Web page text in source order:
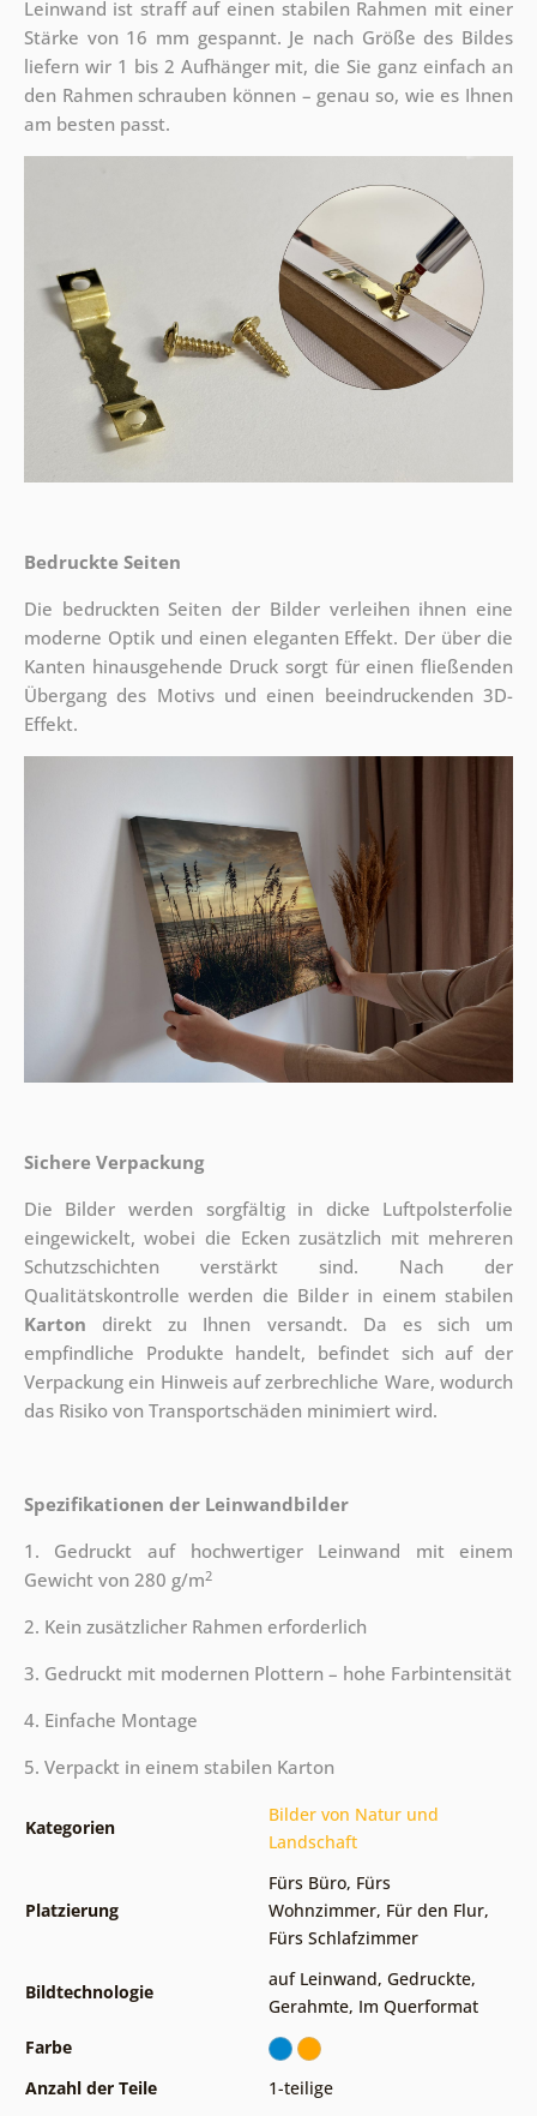
Leinwand ist straff auf einen stabilen Rahmen mit einer
Stärke von 16 mm gespannt. Je nach Größe des Bildes
liefern wir 1 bis 2 Aufhänger mit, die Sie ganz einfach an
den Rahmen schrauben können – genau so, wie es Ihnen
am besten passt.
Bedruckte Seiten
Die bedruckten Seiten der Bilder verleihen ihnen eine
moderne Optik und einen eleganten Effekt. Der über die
Kanten hinausgehende Druck sorgt für einen fließenden
Übergang des Motivs und einen beeindruckenden 3D-
Effekt.
Sichere Verpackung
Die Bilder werden sorgfältig in dicke Luftpolsterfolie
eingewickelt, wobei die Ecken zusätzlich mit mehreren
Schutzschichten verstärkt sind. Nach der
Qualitätskontrolle werden die Bilder in einem stabilen
Karton direkt zu Ihnen versandt. Da es sich um
empfindliche Produkte handelt, befindet sich auf der
Verpackung ein Hinweis auf zerbrechliche Ware, wodurch
das Risiko von Transportschäden minimiert wird.
Spezifikationen der Leinwandbilder
1. Gedruckt auf hochwertiger Leinwand mit einem
Gewicht von 280 g/m2
2. Kein zusätzlicher Rahmen erforderlich
3. Gedruckt mit modernen Plottern – hohe Farbintensität
4. Einfache Montage
5. Verpackt in einem stabilen Karton
Kategorien
Bilder von Natur und
Landschaft
Platzierung
Fürs Büro, Fürs
Wohnzimmer, Für den Flur,
Fürs Schlafzimmer
Bildtechnologie
auf Leinwand, Gedruckte,
Gerahmte, Im Querformat
Farbe
Anzahl der Teile
1-teilige